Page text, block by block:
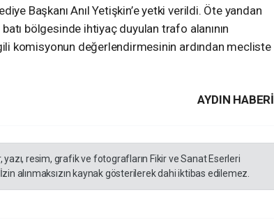
Başkanı Anıl Yetişkin’e yetki verildi. Öte yandan
bölgesinde ihtiyaç duyulan trafo alanının
komisyonun değerlendirmesinin ardından mecliste
AYDIN HABERİ
resim, grafik ve fotografların Fikir ve Sanat Eserleri
alınmaksızın kaynak gösterilerek dahi iktibas edilemez.